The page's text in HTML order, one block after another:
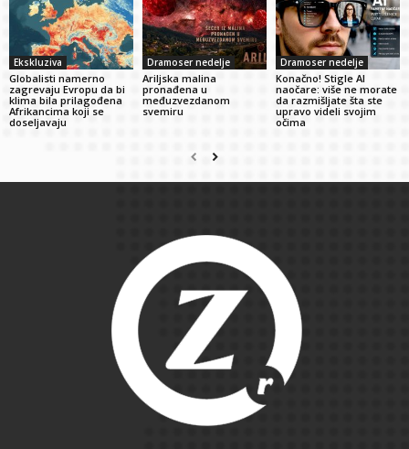
Ekskluziva
Globalisti namerno
zagrevaju Evropu da bi
klima bila prilagođena
Afrikancima koji se
doseljavaju
Dramoser nedelje
Ariljska malina
pronađena u
međuzvezdanom
svemiru
Dramoser nedelje
Konačno! Stigle AI
naočare: više ne morate
da razmišljate šta ste
upravo videli svojim
očima